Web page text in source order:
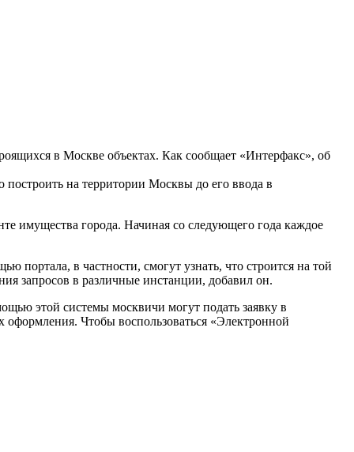
в Москве объектах. Как сообщает «Интерфакс», об
на территории Москвы до его ввода в
имущества города. Начиная со следующего года каждое
портала, в частности, смогут узнать, что строится на той
запросов в различные инстанции, добавил он.
этой системы москвичи могут подать заявку в
Чтобы воспользоваться «Электронной